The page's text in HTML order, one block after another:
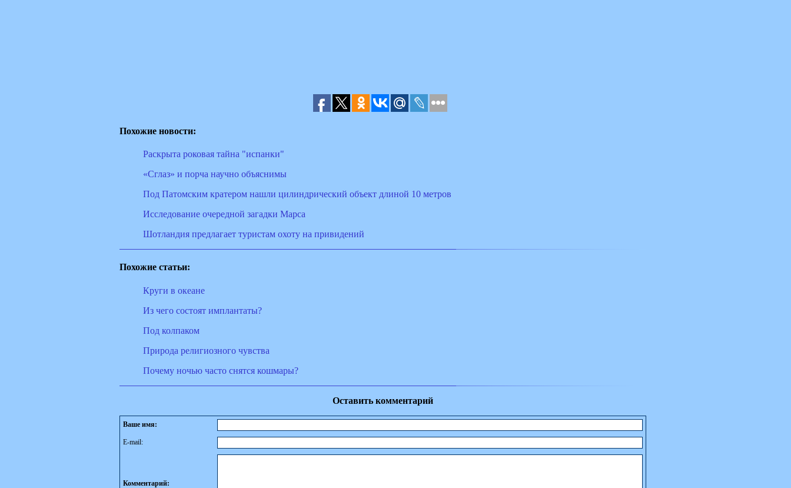
Похожие новости:
Раскрыта роковая тайна "испанки"
«Сглаз» и порча научно объяснимы
Под Патомским кратером нашли цилиндрический объект длиной 10 метров
Исследование очередной загадки Марса
Шотландия предлагает туристам охоту на привидений
Похожие статьи:
Круги в океане
Из чего состоят имплантаты?
Под колпаком
Природа религиозного чувства
Почему ночью часто снятся кошмары?
Оставить комментарий
Ваше имя:
E-mail:
Комментарий: